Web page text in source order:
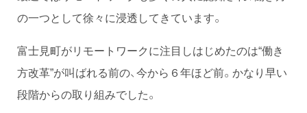
の一つとして徐々に浸透してきています。
富士見町がリモートワークに注目しはじめたのは“働き
方改革”が叫ばれる前の、今から６年ほど前。かなり早い
段階からの取り組みでした。